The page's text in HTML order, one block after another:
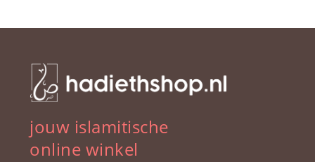
jouw islamitische
online winkel